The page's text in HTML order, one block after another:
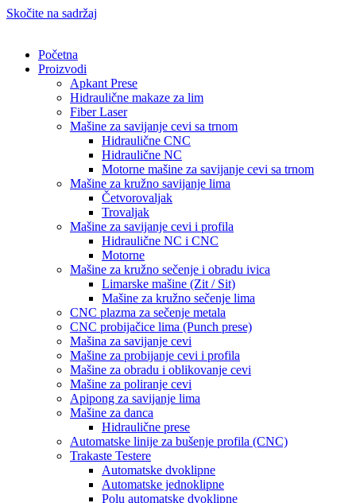
Skočite na sadržaj
Početna
Proizvodi
Apkant Prese
Hidraulične makaze za lim
Fiber Laser
Mašine za savijanje cevi sa trnom
Hidraulične CNC
Hidraulične NC
Motorne mašine za savijanje cevi sa trnom
Mašine za kružno savijanje lima
Četvorovaljak
Trovaljak
Mašine za savijanje cevi i profila
Hidraulične NC i CNC
Motorne
Mašine za kružno sečenje i obradu ivica
Limarske mašine (Zit / Sit)
Mašine za kružno sečenje lima
CNC plazma za sečenje metala
CNC probijačice lima (Punch prese)
Mašina za savijanje cevi
Mašine za probijanje cevi i profila
Mašine za obradu i oblikovanje cevi
Mašine za poliranje cevi
Apipong za savijanje lima
Mašine za danca
Hidraulične prese
Automatske linije za bušenje profila (CNC)
Trakaste Testere
Automatske dvoklipne
Automatske jednoklipne
Polu automatske dvoklipne